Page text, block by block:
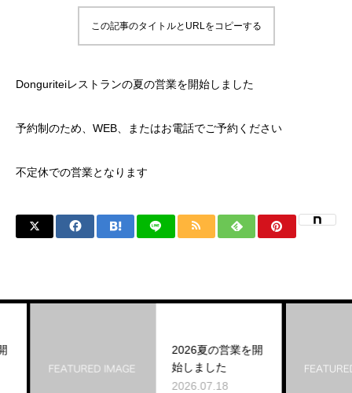
この記事のタイトルとURLをコピーする
Donguriteiレストランの夏の営業を開始しました
予約制のため、WEB、またはお電話でご予約ください
不定休での営業となります
2026夏の営業を開
始しました
2026.07.18